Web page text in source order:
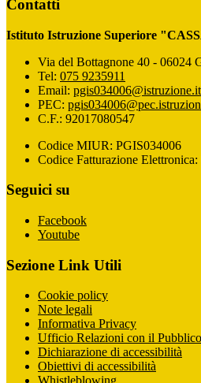
Contatti
Istituto Istruzione Superiore
Via del Bottagnone 40 - 06024
Tel: 075 9235911
Email: pgis034006@istruzione.it
PEC:
C.F.: 92017080547
Codice MIUR: PGIS034006
Codice Fatturazione
Seguici su
Facebook
Youtube
Sezione Link Utili
Cookie policy
Note legali
Informativa Privacy
Ufficio Relazioni con il Pubblico
Dichiarazione di accessibilità
Obiettivi di accessibilità